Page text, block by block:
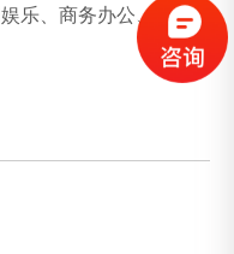
乐、商务办公、客服/